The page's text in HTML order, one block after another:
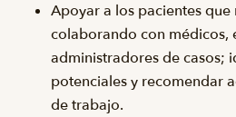
Apoyar a los pacientes
colaborando con médicos,
administradores de casos;
potenciales y recomendar
de trabajo.